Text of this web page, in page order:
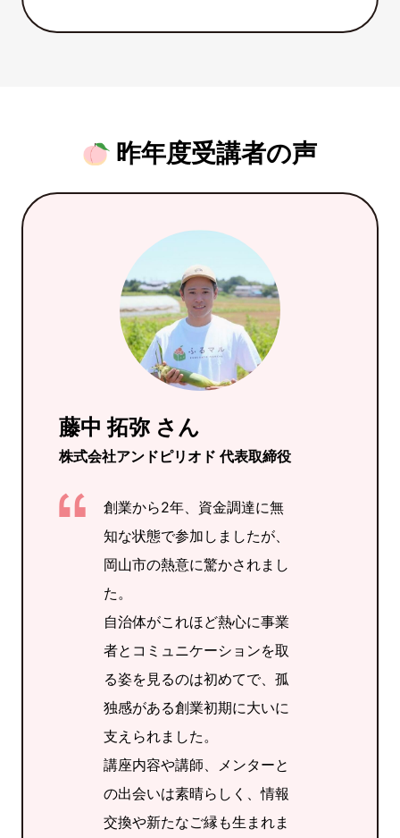
昨年度受講者の声
藤中 拓弥 さん
株式会社アンドピリオド 代表取締役
創業から2年、資金調達に無
知な状態で参加しましたが、
岡山市の熱意に驚かされまし
た。
自治体がこれほど熱心に事業
者とコミュニケーションを取
る姿を見るのは初めてで、孤
独感がある創業初期に大いに
支えられました。
講座内容や講師、メンターと
の出会いは素晴らしく、情報
交換や新たなご縁も生まれま